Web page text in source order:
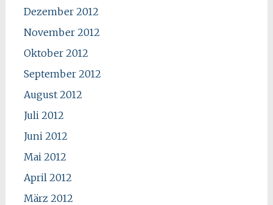
Dezember 2012
November 2012
Oktober 2012
September 2012
August 2012
Juli 2012
Juni 2012
Mai 2012
April 2012
März 2012